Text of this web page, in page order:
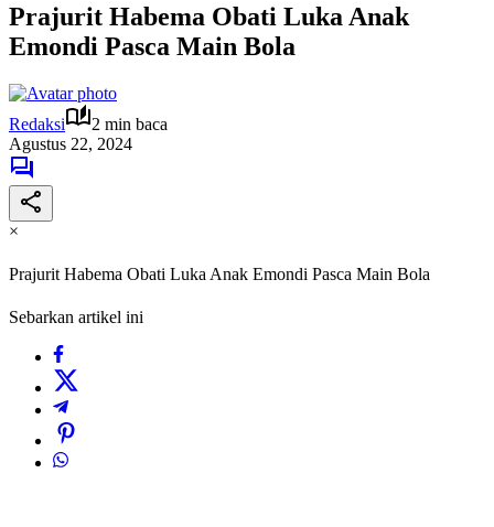
Prajurit Habema Obati Luka Anak
Emondi Pasca Main Bola
Redaksi
2 min baca
Agustus 22, 2024
×
Prajurit Habema Obati Luka Anak Emondi Pasca Main Bola
Sebarkan artikel ini